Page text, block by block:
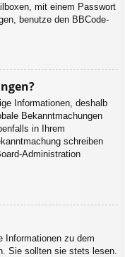
mit einem Passwort
benutze den BBCode-
Informationen, deshalb
Bekanntmachungen
in Ihrem
schreiben
Administration
Informationen zu dem
Sie sollten sie stets lesen.